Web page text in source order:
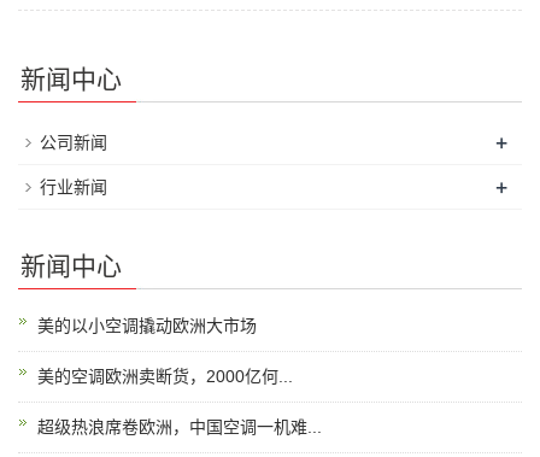
新闻中心
公司新闻 +
行业新闻 +
新闻中心
美的以小空调撬动欧洲大市场
美的空调欧洲卖断货，2000亿何...
超级热浪席卷欧洲，中国空调一机难...